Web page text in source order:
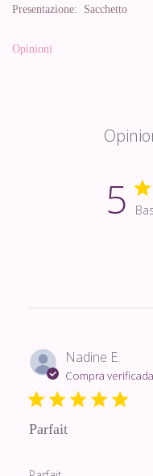
Presentazione: Sacchetto
Opinioni
5
Nadine E.
Compra verificada
Parfait